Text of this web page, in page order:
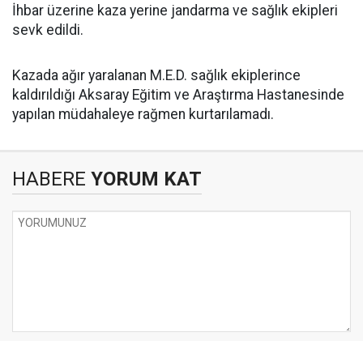
İhbar üzerine kaza yerine jandarma ve sağlık ekipleri
sevk edildi.
Kazada ağır yaralanan M.E.D. sağlık ekiplerince
kaldırıldığı Aksaray Eğitim ve Araştırma Hastanesinde
yapılan müdahaleye rağmen kurtarılamadı.
HABERE YORUM KAT